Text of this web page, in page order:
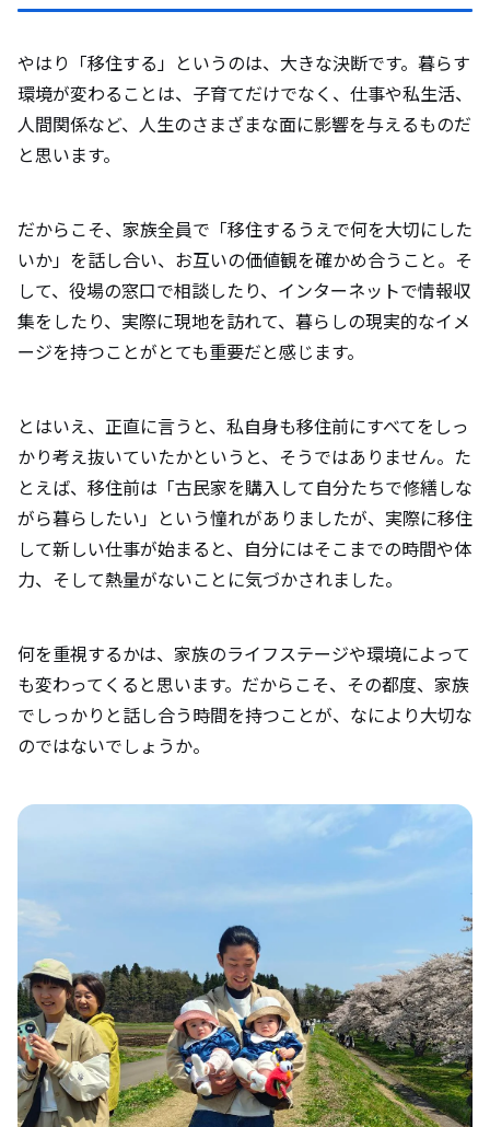
やはり「移住する」というのは、大きな決断です。暮らす
環境が変わることは、子育てだけでなく、仕事や私生活、
人間関係など、人生のさまざまな面に影響を与えるものだ
と思います。
だからこそ、家族全員で「移住するうえで何を大切にした
いか」を話し合い、お互いの価値観を確かめ合うこと。そ
して、役場の窓口で相談したり、インターネットで情報収
集をしたり、実際に現地を訪れて、暮らしの現実的なイメ
ージを持つことがとても重要だと感じます。
とはいえ、正直に言うと、私自身も移住前にすべてをしっ
かり考え抜いていたかというと、そうではありません。た
とえば、移住前は「古民家を購入して自分たちで修繕しな
がら暮らしたい」という憧れがありましたが、実際に移住
して新しい仕事が始まると、自分にはそこまでの時間や体
力、そして熱量がないことに気づかされました。
何を重視するかは、家族のライフステージや環境によって
も変わってくると思います。だからこそ、その都度、家族
でしっかりと話し合う時間を持つことが、なにより大切な
のではないでしょうか。